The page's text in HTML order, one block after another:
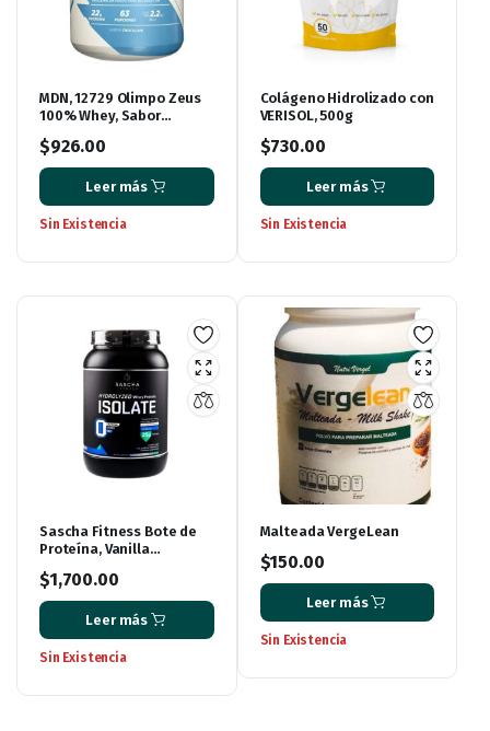
MDN, 12729 Olimpo Zeus
100% Whey, Sabor
$926.00
Leer más
Sin Existencia
Colágeno Hidrolizado con
VERISOL, 500g
$730.00
Leer más
Sin Existencia
Sascha Fitness Bote de
Proteína, Vanilla
$1,700.00
Leer más
Sin Existencia
Malteada VergeLean
$150.00
Leer más
Sin Existencia